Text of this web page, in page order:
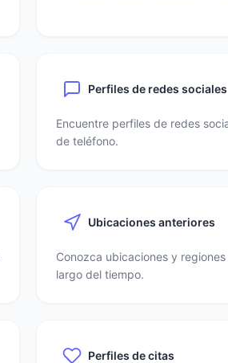
Perfiles de redes sociales
Encuentre perfiles de redes
de teléfono.
Ubicaciones anteriores
Conozca ubicaciones y
largo del tiempo.
Perfiles de citas